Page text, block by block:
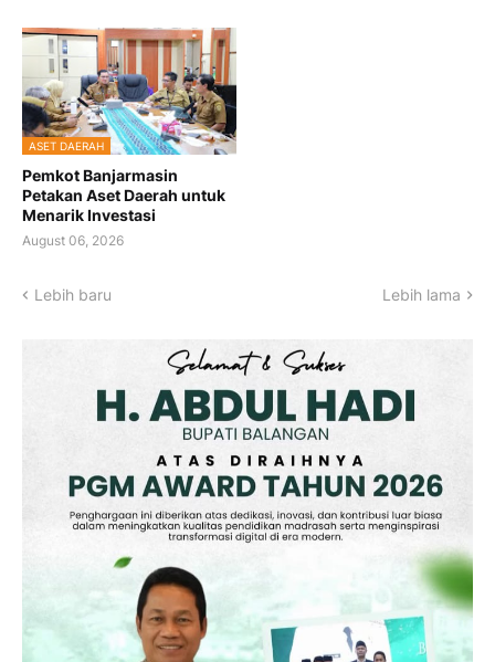
ASET DAERAH
Pemkot Banjarmasin
Petakan Aset Daerah untuk
Menarik Investasi
August 06, 2026
Lebih baru Lebih lama